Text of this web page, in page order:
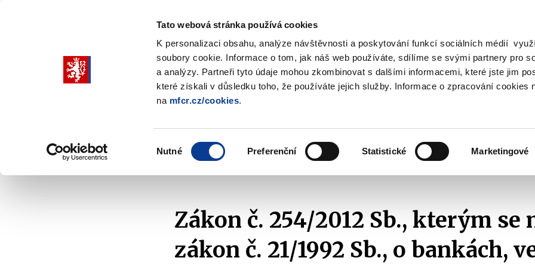
Tato webová stránka používá cookies
K personalizaci obsahu, analýze návštěvnosti a poskytování funkcí sociálních médií
soubory cookie. Informace o tom, jak náš web používáte, sdílíme se svými partnery pro
a analýzy. Partneři tyto údaje mohou zkombinovat s dalšími informacemi, které jste jim
které získali v důsledku toho, že používáte jejich služby. Informace o zpracování cookies
na mfcr.cz/cookies.
Nutné Preferenční Statistické Marketingové
Vyhledat
submenu
submenu
politika
submenu
submenu
účetnictví
Aktuality Zákon č. 254/2012 Sb., kterým se mění zákon č. 21/1992 Sb., o
Zákon č. 254/2012 Sb., kterým se
zákon č. 21/1992 Sb., o bankách,